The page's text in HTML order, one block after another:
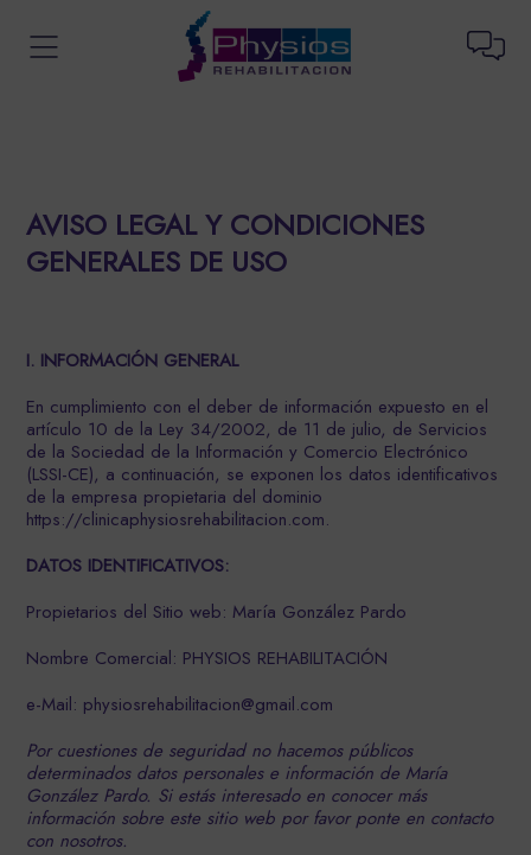
AVISO LEGAL Y CONDICIONES
GENERALES DE USO
I. INFORMACIÓN GENERAL
En cumplimiento con el deber de información expuesto en el
artículo 10 de la Ley 34/2002, de 11 de julio, de Servicios
de la Sociedad de la Información y Comercio Electrónico
(LSSI-CE), a continuación, se exponen los datos identificativos
de la empresa propietaria del dominio
https://clinicaphysiosrehabilitacion.com.
DATOS IDENTIFICATIVOS:
Propietarios del Sitio web: María González Pardo
Nombre Comercial: PHYSIOS REHABILITACIÓN
e-Mail: physiosrehabilitacion@gmail.com
Por cuestiones de seguridad no hacemos públicos
determinados datos personales e información de María
González Pardo. Si estás interesado en conocer más
información sobre este sitio web por favor ponte en contacto
con nosotros.